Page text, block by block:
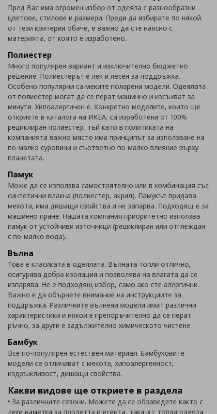
Пред Вас има огромен избор от одеяла с разнообразни
цветове, стилове и размери. Преди да избирате по някой
от тези критерии обаче, е важно да сте наясно с
материята, от която е изработено.
Полиестер
Много популярен вариант и изключително бюджетно
решение. Полиестерът е лек и лесен за поддръжка.
Особено популярни са меките поларени модели. Одеялата
от полиестер могат да се перат машинно и изсъхват за
минути. Хипоалергичен е. Конкретно моделите, които ще
откриете в каталога на ИКЕА, са изработени от 100%
рециклиран полиестер, тъй като в политиката на
компанията важно място има принципът за използване на
по-малко суровини и съответно по-малко влияние върху
планетата.
Памук
Може да се използва самостоятелно или в комбинация със
синтетични влакна (полиестер, акрил). Памукът придава
мекота, има дишащи свойства и не запарва. Подходящ е за
машинно пране. Нашата компания приоритетно използва
памук от устойчиви източници (рециклиран или отглеждан
с по-малко вода).
Вълна
Това е класиката в одеялата. Вълната топли отлично,
осигурява добра изолация и позволява на влагата да се
изпарява. Не е подходящ избор, само ако сте алергични.
Важно е да обърнете внимание на инструкциите за
поддръжка. Различните вълнени модели имат различни
характеристики и някои е препоръчително да се перат
ръчно, за други е задължително химическото чистене.
Бамбук
Все по-популярен естествен материал. Бамбуковите
модели се отличават с мекота, хипоалергенност,
издръжливост, дишащи свойства.
Какви видове ще откриете в раздела
• За различните сезони. Можете да се обзаведете както с
леки наметки за пролетта и есента, така и с топли одеяла